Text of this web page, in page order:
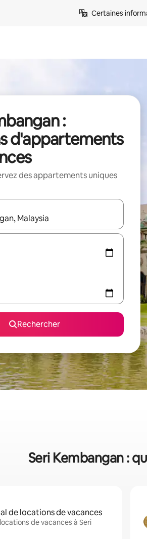
Certaines
:
d'appartements
des appartements uniques
s'affichent, utilisez les flèches vers le
Rechercher
Seri Kembangan :
de locations de vacances
de vacances à Seri